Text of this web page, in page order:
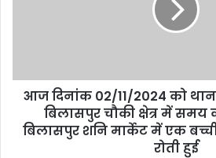
आज दिनांक 02/11/2024 को थाना
बिलासपुर चौकी क्षेत्र में
बिलासपुर शनि मार्केट में एक
रोती हुई